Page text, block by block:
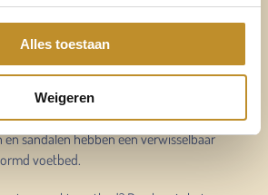
Alles toestaan
Weigeren
ruimte
eigen voetbed
voetbed
en sandalen hebben een verwisselbaar
voetbed.